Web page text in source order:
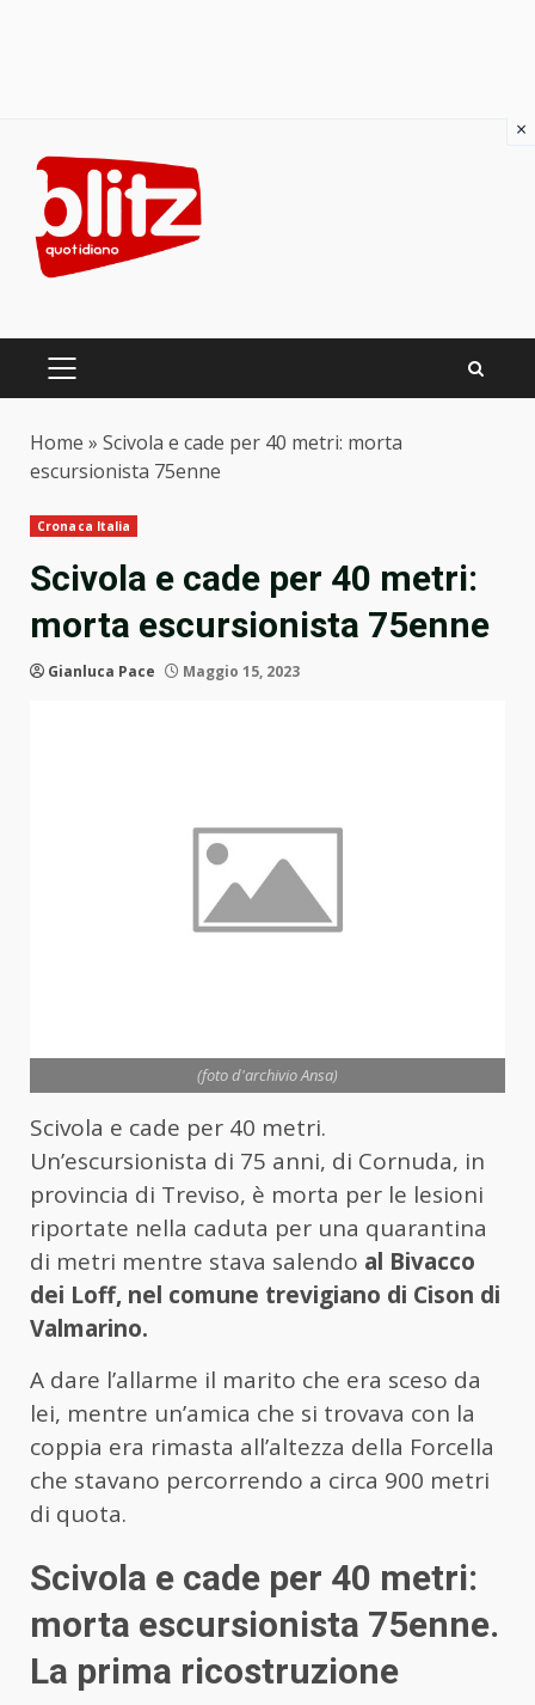
content
PRIMARY
Home » Scivola e cade per 40 metri: morta
escursionista 75enne
Cronaca Italia
Scivola e cade per 40 metri:
morta escursionista 75enne
Gianluca Pace Maggio 15, 2023
(foto d'archivio Ansa)
Scivola e cade per 40 metri.
Un’escursionista di 75 anni, di Cornuda, in
provincia di Treviso, è morta per le lesioni
riportate nella caduta per una quarantina
di metri mentre stava salendo al Bivacco
dei Loff, nel comune trevigiano di Cison di
Valmarino.
A dare l’allarme il marito che era sceso da
lei, mentre un’amica che si trovava con la
coppia era rimasta all’altezza della Forcella
che stavano percorrendo a circa 900 metri
di quota.
Scivola e cade per 40 metri:
morta escursionista 75enne.
La prima ricostruzione
×